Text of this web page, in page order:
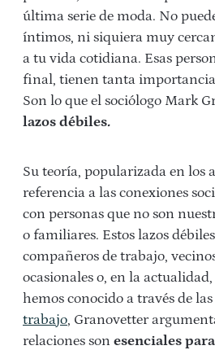
última serie de moda. No
íntimos, ni siquiera muy
a tu vida cotidiana. Esas
final, tienen tanta
Son lo que el sociólogo Mark
lazos débiles.
Su teoría, popularizada en los
referencia a las conexiones
con personas que no son
o familiares. Estos lazos
compañeros de trabajo,
ocasionales o, en la
hemos conocido a través de las
trabajo, Granovetter
relaciones son esenciales